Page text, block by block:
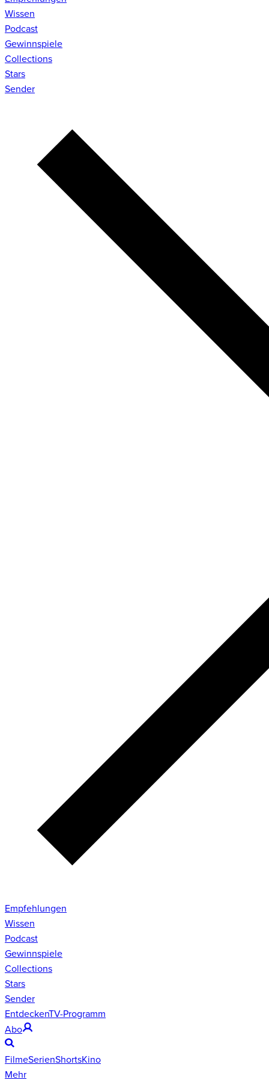
Wissen
Podcast
Gewinnspiele
Collections
Stars
Sender
Empfehlungen
Wissen
Podcast
Gewinnspiele
Collections
Stars
Sender
EntdeckenTV-Programm
Abo
FilmeSerienShortsKino
Mehr